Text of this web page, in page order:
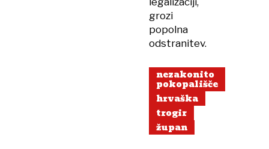
grozi
popolna
odstranitev.
nezakonito
pokopališče
hrvaška
trogir
župan